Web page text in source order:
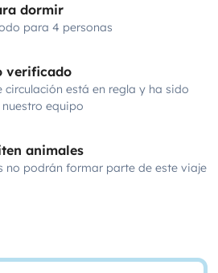
dormir
para 4 personas
verificado
circulación está en regla y ha sido
equipo
animales
no podrán formar parte de este viaje